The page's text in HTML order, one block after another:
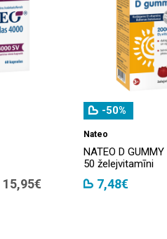
15,95€
-50%
Nateo
NATEO D
50 želejvitamīni
7,48€